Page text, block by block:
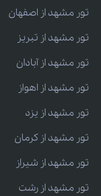
تور مشهد از اصفهان
تور مشهد از تبریز
تور مشهد از آبادان
تور مشهد از اهواز
تور مشهد از یزد
تور مشهد از کرمان
تور مشهد از شیراز
تور مشهد از رشت